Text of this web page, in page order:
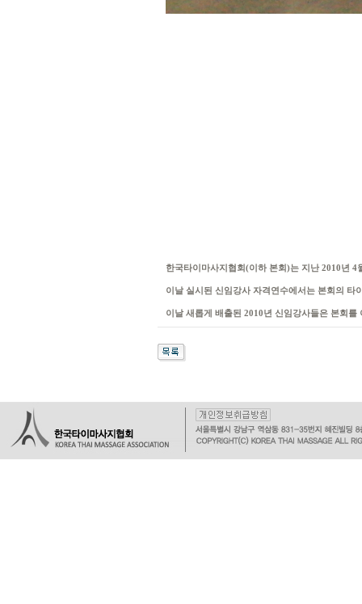
한국타이마사지협회(이하 본회)는 지난 2010년
이날 실시된 신임강사 자격연수에서는 본회의 타
이날 새롭게 배출된 2010년 신임강사들은 본회